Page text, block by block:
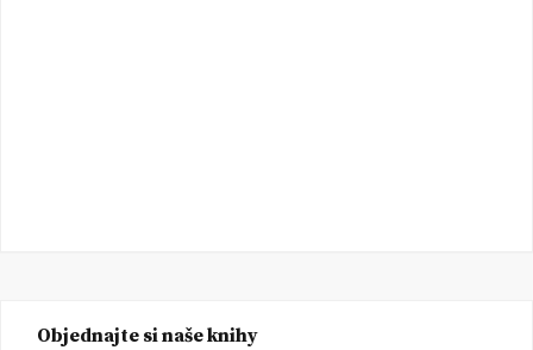
Objednajte si naše knihy